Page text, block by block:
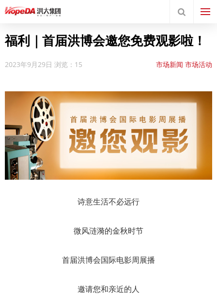
福利｜首届洪博会邀您免费观影啦！
2023年9月29日 浏览：15 市场新闻 市场活动
诗意生活不必远行
微风涟漪的金秋时节
首届洪博会国际电影周展播
邀请您和亲近的人